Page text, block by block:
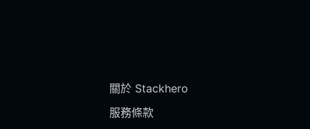
關於 Stackhero
服務條款